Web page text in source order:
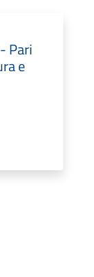
Pari
e